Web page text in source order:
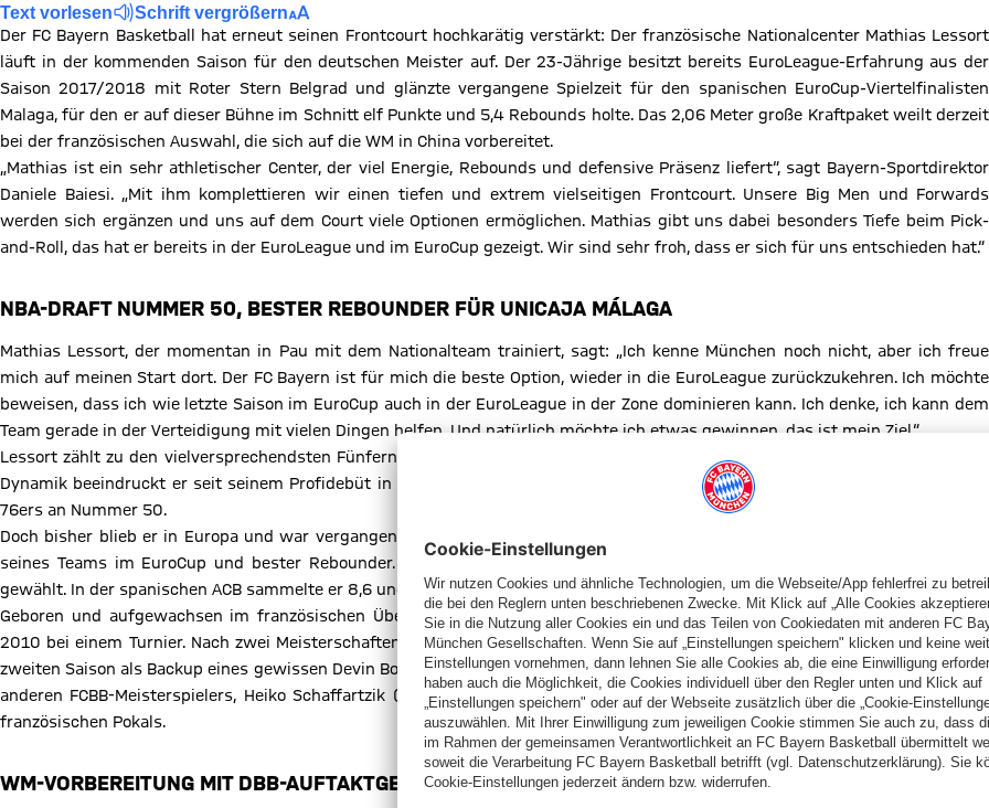
Text vorlesen Schrift vergrößern
Der FC Bayern Basketball hat erneut seinen Frontcourt hochkarätig verstärkt: Der französische Nationalcenter Mathias Lessort
läuft in der kommenden Saison für den deutschen Meister auf. Der 23-Jährige besitzt bereits EuroLeague-Erfahrung aus der
Saison 2017/2018 mit Roter Stern Belgrad und glänzte vergangene Spielzeit für den spanischen EuroCup-Viertelfinalisten
Malaga, für den er auf dieser Bühne im Schnitt elf Punkte und 5,4 Rebounds holte. Das 2,06 Meter große Kraftpaket weilt derzeit
bei der französischen Auswahl, die sich auf die WM in China vorbereitet.
„Mathias ist ein sehr athletischer Center, der viel Energie, Rebounds und defensive Präsenz liefert“, sagt Bayern-Sportdirektor
Daniele Baiesi. „Mit ihm komplettieren wir einen tiefen und extrem vielseitigen Frontcourt. Unsere Big Men und Forwards
werden sich ergänzen und uns auf dem Court viele Optionen ermöglichen. Mathias gibt uns dabei besonders Tiefe beim Pick-
and-Roll, das hat er bereits in der EuroLeague und im EuroCup gezeigt. Wir sind sehr froh, dass er sich für uns entschieden hat.“
NBA-DRAFT NUMMER 50, BESTER REBOUNDER FÜR UNICAJA MÁLAGA
Mathias Lessort, der momentan in Pau mit dem Nationalteam trainiert, sagt: „Ich kenne München noch nicht, aber ich freue
mich auf meinen Start dort. Der FC Bayern ist für mich die beste Option, wieder in die EuroLeague zurückzukehren. Ich möchte
beweisen, dass ich wie letzte Saison im EuroCup auch in der EuroLeague in der Zone dominieren kann. Ich denke, ich kann dem
Team gerade in der Verteidigung mit vielen Dingen helfen. Und natürlich möchte ich etwas gewinnen, das ist mein Ziel.“
Lessort zählt zu den vielversprechendsten Fünfern im europäischen Basketball, mit seiner spektakulären Athletik, Energie und
Dynamik beeindruckt er seit seinem Profidebüt in Frankreich vor drei Jahren. Beim NBA-Draft 2017 zogen ihn die Philadelphia
76ers an Nummer 50.
Doch bisher blieb er in Europa und war vergangene Spielzeit bei Unicaja Malaga zweitbester Werfer (Wurfquote 70,1 Prozent)
seines Teams im EuroCup und bester Rebounder. Als Neuling im Wettbewerb wurde er ins All-EuroCup Second Team 2019
gewählt. In der spanischen ACB sammelte er 8,6 und 5,4 Rebounds.
Geboren und aufgewachsen im französischen Übersee-Département Martinique auf den Antillen, entdeckte ihn Élan Chalon
2010 bei einem Turnier. Nach zwei Meisterschaften mit den Junioren des Erstligisten rückte er 2014 ins Profiteam auf, in der
zweiten Saison als Backup eines gewissen Devin Booker. 2016 folgte der Wechsel zu Ligakonkurrent Nanterre. An der Seite eines
anderen FCBB-Meisterspielers, Heiko Schaffartzik (2014), feierte er den Gewinn des Europe Cup (9,9 PpS, 6,3 RpS) und des
französischen Pokals.
WM-VORBEREITUNG MIT DBB-AUFTAKTGEGNER FRANKREICH